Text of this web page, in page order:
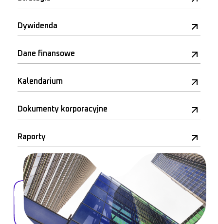
Dywidenda
Dane finansowe
Kalendarium
Dokumenty korporacyjne
Raporty